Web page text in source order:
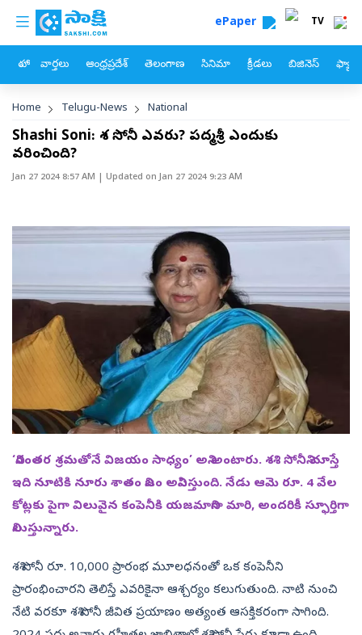
Skip to main content
custom menu ePaper TV
హోం వార్తలు ఆంధ్రప్రదేశ్ తెలంగాణ సినిమా క్రీడలు బిజినెస్
Breadcrumb
Home Telugu-News National
Shashi Soni: శశి సోనీ ఎవరు? పద్మశ్రీ ఎందుకు
వరించింది?
Jan 27 2024 8:57 AM | Updated onJan 27 2024 9:23 AM
‘నిరంతర శ్రమతోనే విజయం సాధ్యం’ అని అంటారు. శశి సోనీని చూస్తే
ఇది నూటికి నూరు శాతం నిజం అనిపిస్తుంది. నేడు ఆమె రూ. 4 వేల
కోట్లకు పైగా విలువైన కంపెనీకి యజమానిగా మారి, అందరికీ స్ఫూర్తిగా
నిలుస్తున్నారు.
శశి సోనీ రూ. 10,000 ప్రారంభ మూలధనంతో ఒక కంపెనీని
ప్రారంభించారని తెలిస్తే ఎవరికైనా ఆశ్చర్యం కలుగుతుంది. నాటి నుంచి
నేటి వరకూ శశి సోనీ జీవిత ప్రయాణం అత్యంత ఆసక్తికరంగా సాగింది.